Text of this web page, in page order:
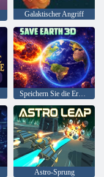
Galaktischer Angriff
Speichern Sie die Erde 3D
Astro-Sprung